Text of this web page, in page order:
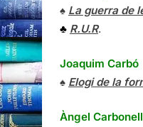
♠ La guerra de
♣ R.U.R.
Joaquim Carbó
♠ Elogi de la
Àngel Carbonell